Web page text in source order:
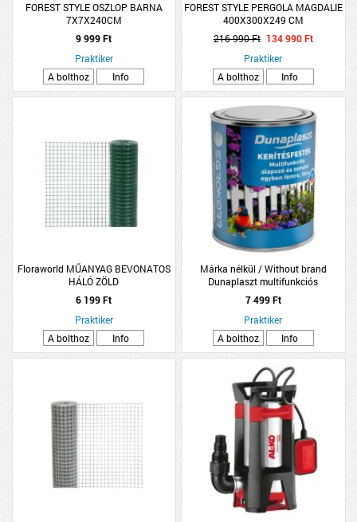
FOREST STYLE OSZLOP BARNA
7X7X240CM
9 999 Ft
Praktiker
A bolthoz
Info
FOREST STYLE PERGOLA MAGDALIE
400X300X249 CM
216 990 Ft 134 990 Ft
Praktiker
A bolthoz
Info
Floraworld MŰANYAG BEVONATOS
HÁLÓ ZÖLD
6 199 Ft
Praktiker
A bolthoz
Info
Márka nélkül / Without brand
Dunaplaszt multifunkciós
kerítésfesték 0,75l CK zöld
7 499 Ft
Praktiker
A bolthoz
Info